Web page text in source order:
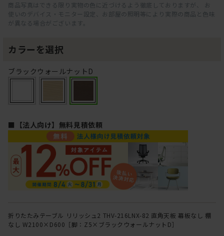
商品写真はできる限り実物の色に近づけるよう徹底しておりますが、 お
使いのデバイス・モニター設定、お部屋の照明等により実際の商品と色味
が異なる場合がございます。
カラーを選択
ブラックウォールナットD
■【法人向け】無料見積依頼
折りたたみテーブル リリッシュ2 THV-216LNX-82 直角天板 幕板なし 棚
なし W2100×D600［脚：Z5×ブラックウォールナットD］